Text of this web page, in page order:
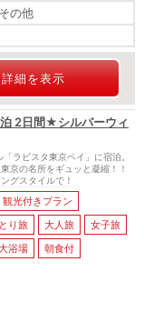
の他
詳細を表示
2日間★シルバーウィ
ラビスタ東京ベイ」に宿泊。
京の名所をギュッと凝縮！！
グスタイルで！
観光付きプラン
り旅 大人旅
女子旅
浴場 朝食付